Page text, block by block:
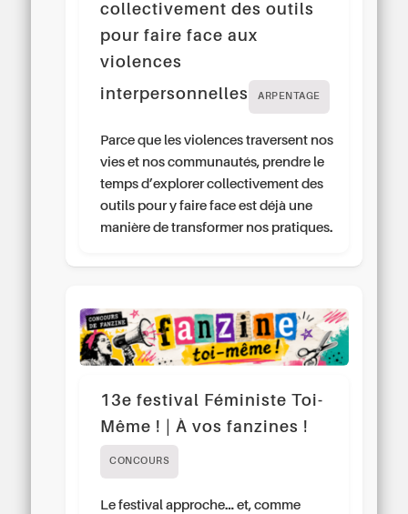
collectivement des outils
pour faire face aux
violences
interpersonnelles
ARPENTAGE
Parce que les violences traversent nos
vies et nos communautés, prendre le
temps d’explorer collectivement des
outils pour y faire face est déjà une
manière de transformer nos pratiques.
13e festival Féministe Toi-
Même ! | À vos fanzines !
CONCOURS
Le festival approche… et, comme